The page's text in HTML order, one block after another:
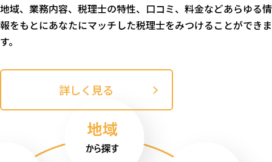
地域、業務内容、税理士の特性、口コミ、料金などあらゆる情
報をもとにあなたにマッチした税理士をみつけることができま
す。
詳しく見る